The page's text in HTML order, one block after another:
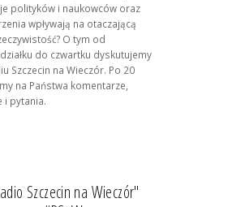
polityków i naukowców oraz
wpływają na otaczającą
O tym od
do czwartku dyskutujemy
Szczecin na Wieczór. Po 20
na Państwa komentarze,
i pytania.
Szczecin na Wieczór"